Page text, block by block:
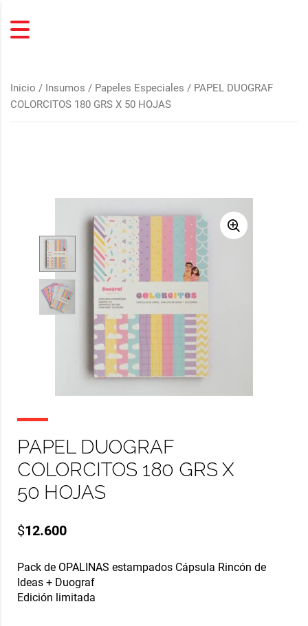
Inicio / Insumos / Papeles Especiales / PAPEL DUOGRAF
COLORCITOS 180 GRS X 50 HOJAS
PAPEL DUOGRAF
COLORCITOS 180 GRS X
50 HOJAS
$12.600
Pack de OPALINAS estampados Cápsula Rincón de
Ideas + Duograf
Edición limitada